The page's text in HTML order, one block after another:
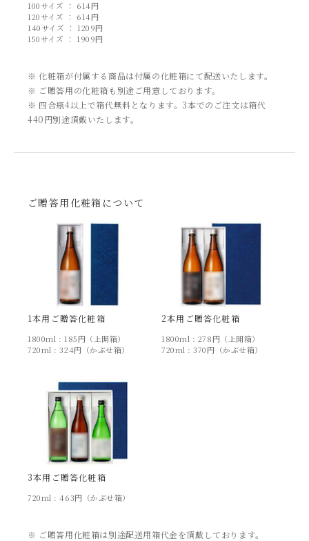
100サイズ ： 614円
120サイズ ： 614円
140サイズ ： 1209円
150サイズ ： 1909円
※ 化粧箱が付属する商品は付属の化粧箱にて配送いたします。
※ ご贈答用の化粧箱も別途ご用意しております。
※ 四合瓶4以上で箱代無料となります。3本でのご注文は箱代
440円別途頂戴いたします。
ご贈答用化粧箱について
1本用ご贈答化粧箱
1800ml : 185円（上開箱）
720ml : 324円（かぶせ箱）
2本用ご贈答化粧箱
1800ml : 278円（上開箱）
720ml : 370円（かぶせ箱）
3本用ご贈答化粧箱
720ml : 463円（かぶせ箱）
※ ご贈答用化粧箱は別途配送用箱代金を頂戴しております。